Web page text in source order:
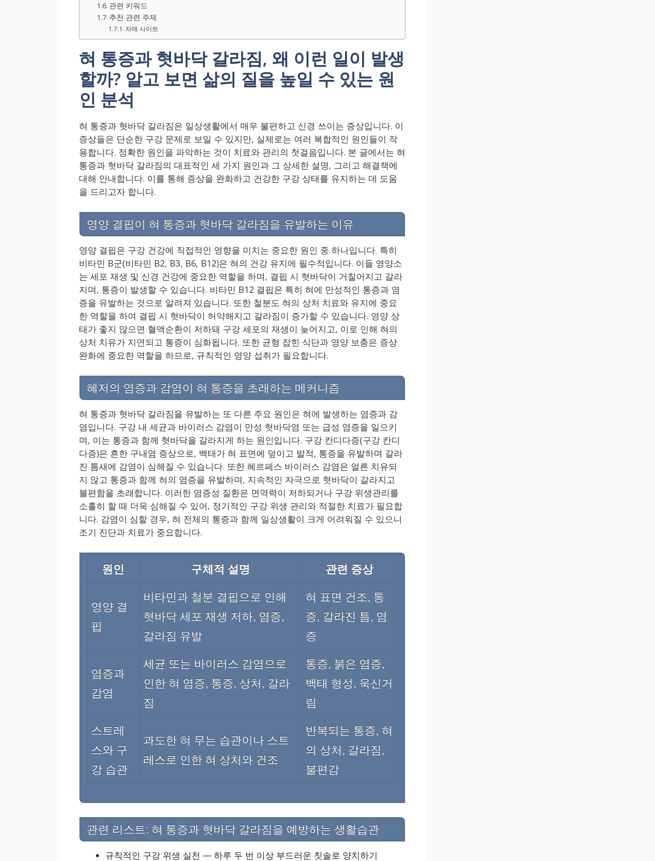
관련 키워드
추천 관련 주제
자매 사이트
혀 통증과 혓바닥 갈라짐, 왜 이런 일이 발생
할까? 알고 보면 삶의 질을 높일 수 있는 원
인 분석
혀 통증과 혓바닥 갈라짐은 일상생활에서 매우 불편하고 신경 쓰이는 증상입니다. 이
증상들은 단순한 구강 문제로 보일 수 있지만, 실제로는 여러 복합적인 원인들이 작
용합니다. 정확한 원인을 파악하는 것이 치료와 관리의 첫걸음입니다. 본 글에서는 혀
통증과 혓바닥 갈라짐의 대표적인 세 가지 원인과 그 상세한 설명, 그리고 해결책에
대해 안내합니다. 이를 통해 증상을 완화하고 건강한 구강 상태를 유지하는 데 도움
을 드리고자 합니다.
영양 결핍이 혀 통증과 혓바닥 갈라짐을 유발하는 이유
영양 결핍은 구강 건강에 직접적인 영향을 미치는 중요한 원인 중 하나입니다. 특히
비타민 B군(비타민 B2, B3, B6, B12)은 혀의 건강 유지에 필수적입니다. 이들 영양소
는 세포 재생 및 신경 건강에 중요한 역할을 하며, 결핍 시 혓바닥이 거칠어지고 갈라
지며, 통증이 발생할 수 있습니다. 비타민 B12 결핍은 특히 혀에 만성적인 통증과 염
증을 유발하는 것으로 알려져 있습니다. 또한 철분도 혀의 상처 치료와 유지에 중요
한 역할을 하여 결핍 시 혓바닥이 허약해지고 갈라짐이 증가할 수 있습니다. 영양 상
태가 좋지 않으면 혈액순환이 저하돼 구강 세포의 재생이 늦어지고, 이로 인해 혀의
상처 치유가 지연되고 통증이 심화됩니다. 또한 균형 잡힌 식단과 영양 보충은 증상
완화에 중요한 역할을 하므로, 규칙적인 영양 섭취가 필요합니다.
혜저의 염증과 감염이 혀 통증을 초래하는 메커니즘
혀 통증과 혓바닥 갈라짐을 유발하는 또 다른 주요 원인은 혀에 발생하는 염증과 감
염입니다. 구강 내 세균과 바이러스 감염이 만성 혓바닥염 또는 급성 염증을 일으키
며, 이는 통증과 함께 혓바닥을 갈라지게 하는 원인입니다. 구강 칸디다증(구강 칸디
다증)은 흔한 구내염 증상으로, 백태가 혀 표면에 덮이고 발적, 통증을 유발하며 갈라
진 틈새에 감염이 심해질 수 있습니다. 또한 헤르페스 바이러스 감염은 얼른 치유되
지 않고 통증과 함께 혀의 염증을 유발하며, 지속적인 자극으로 혓바닥이 갈라지고
불편함을 초래합니다. 이러한 염증성 질환은 면역력이 저하되거나 구강 위생관리를
소홀히 할 때 더욱 심해질 수 있어, 정기적인 구강 위생 관리와 적절한 치료가 필요합
니다. 감염이 심할 경우, 혀 전체의 통증과 함께 일상생활이 크게 어려워질 수 있으니
조기 진단과 치료가 중요합니다.
원인 구체적 설명 관련 증상
영양 결
핍
비타민과 철분 결핍으로 인해
혓바닥 세포 재생 저하, 염증,
갈라짐 유발
혀 표면 건조, 통
증, 갈라진 틈, 염
증
염증과
감염
세균 또는 바이러스 감염으로
인한 혀 염증, 통증, 상처, 갈라
짐
통증, 붉은 염증,
백태 형성, 욱신거
림
스트레
스와 구
강 습관
과도한 혀 무는 습관이나 스트
레스로 인한 혀 상처와 건조
반복되는 통증, 혀
의 상처, 갈라짐,
불편감
관련 리스트: 혀 통증과 혓바닥 갈라짐을 예방하는 생활습관
규칙적인 구강 위생 실천 — 하루 두 번 이상 부드러운 칫솔로 양치하기